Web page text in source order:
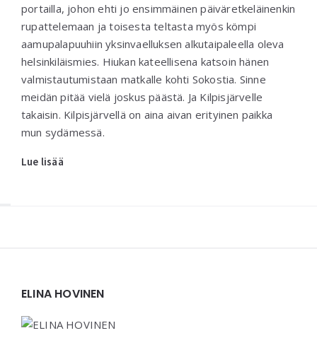
portailla, johon ehti jo ensimmäinen päiväretkeläinenkin
rupattelemaan ja toisesta teltasta myös kömpi
aamupalapuuhiin yksinvaelluksen alkutaipaleella oleva
helsinkiläismies. Hiukan kateellisena katsoin hänen
valmistautumistaan matkalle kohti Sokostia. Sinne
meidän pitää vielä joskus päästä. Ja Kilpisjärvelle
takaisin. Kilpisjärvellä on aina aivan erityinen paikka
mun sydämessä.
Lue lisää
ELINA HOVINEN